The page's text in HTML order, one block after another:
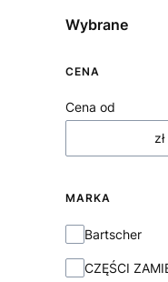
Wybrane
CENA
Cena od
zł
MARKA
Marka
Bartscher
CZĘŚCI